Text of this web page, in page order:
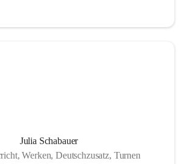
Julia Schabauer
Werken, Deutschzusatz, Turnen